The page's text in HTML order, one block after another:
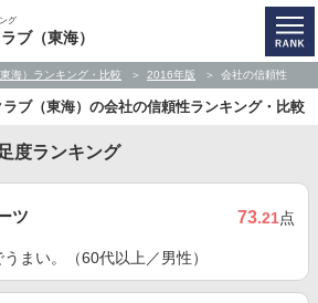
グ
ブ（東海）
海）ランキング・比較 2016年版 会社の信頼性
ラブ（東海）の会社の信頼性ランキング・比較
度ランキング
ツ 73.21点
まい。（60代以上／男性）